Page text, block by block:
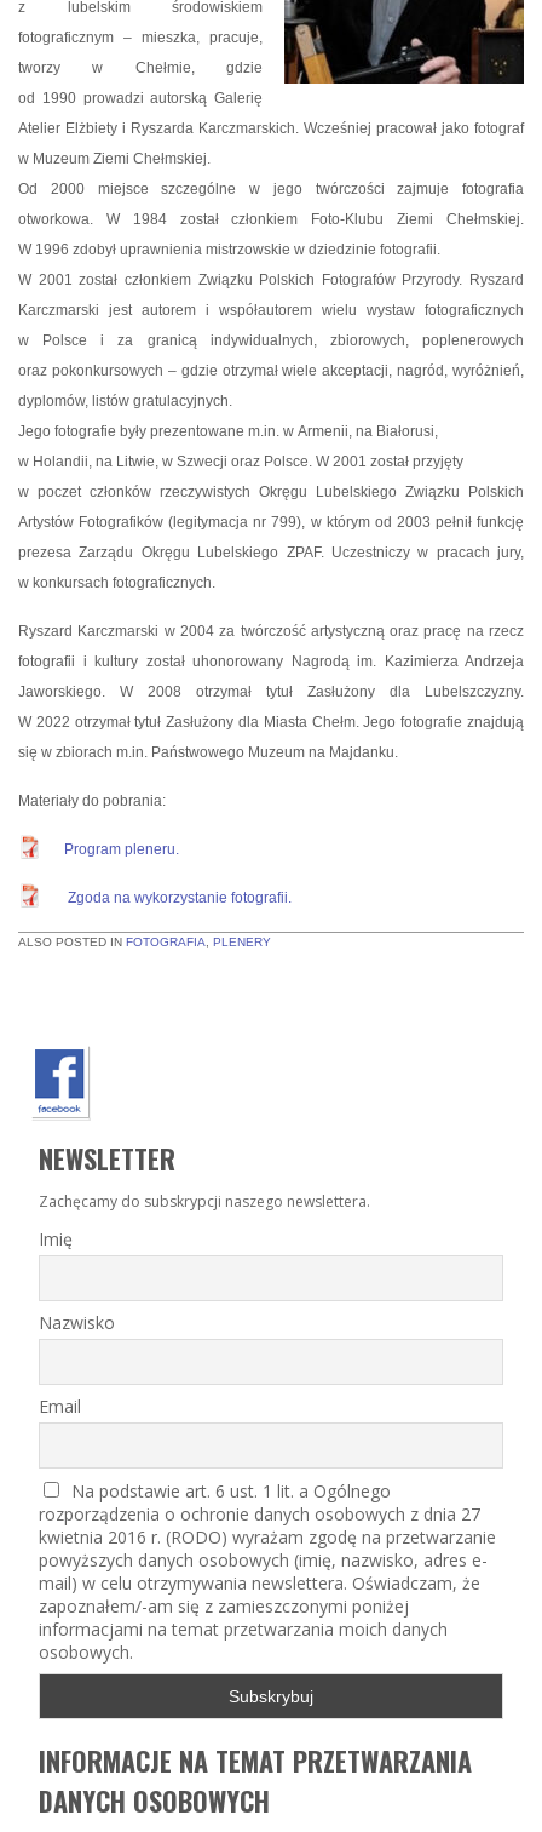
z lubelskim środowiskiem
fotograficznym – mieszka, pracuje,
tworzy w Chełmie, gdzie
od 1990 prowadzi autorską Galerię
Atelier Elżbiety i Ryszarda Karczmarskich. Wcześniej pracował jako fotograf
w Muzeum Ziemi Chełmskiej.
Od 2000 miejsce szczególne w jego twórczości zajmuje fotografia
otworkowa. W 1984 został członkiem Foto-Klubu Ziemi Chełmskiej.
W 1996 zdobył uprawnienia mistrzowskie w dziedzinie fotografii.
W 2001 został członkiem Związku Polskich Fotografów Przyrody. Ryszard
Karczmarski jest autorem i współautorem wielu wystaw fotograficznych
w Polsce i za granicą indywidualnych, zbiorowych, poplenerowych
oraz pokonkursowych – gdzie otrzymał wiele akceptacji, nagród, wyróżnień,
dyplomów, listów gratulacyjnych.
Jego fotografie były prezentowane m.in. w Armenii, na Białorusi,
w Holandii, na Litwie, w Szwecji oraz Polsce. W 2001 został przyjęty
w poczet członków rzeczywistych Okręgu Lubelskiego Związku Polskich
Artystów Fotografików (legitymacja nr 799), w którym od 2003 pełnił funkcję
prezesa Zarządu Okręgu Lubelskiego ZPAF. Uczestniczy w pracach jury,
w konkursach fotograficznych.
Ryszard Karczmarski w 2004 za twórczość artystyczną oraz pracę na rzecz
fotografii i kultury został uhonorowany Nagrodą im. Kazimierza Andrzeja
Jaworskiego. W 2008 otrzymał tytuł Zasłużony dla Lubelszczyzny.
W 2022 otrzymał tytuł Zasłużony dla Miasta Chełm. Jego fotografie znajdują
się w zbiorach m.in. Państwowego Muzeum na Majdanku.
Materiały do pobrania:
Program pleneru.
Zgoda na wykorzystanie fotografii.
ALSO POSTED IN FOTOGRAFIA, PLENERY
NEWSLETTER
Zachęcamy do subskrypcji naszego newslettera.
Imię
Nazwisko
Email
Na podstawie art. 6 ust. 1 lit. a Ogólnego
rozporządzenia o ochronie danych osobowych z dnia 27
kwietnia 2016 r. (RODO) wyrażam zgodę na przetwarzanie
powyższych danych osobowych (imię, nazwisko, adres e-
mail) w celu otrzymywania newslettera. Oświadczam, że
zapoznałem/-am się z zamieszczonymi poniżej
informacjami na temat przetwarzania moich danych
osobowych.
INFORMACJE NA TEMAT PRZETWARZANIA
DANYCH OSOBOWYCH